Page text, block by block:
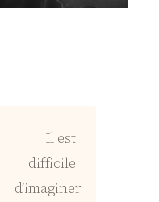
Il est
difficile
d’imaginer